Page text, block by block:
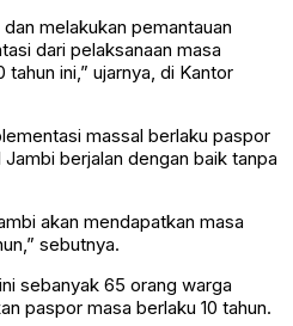
melakukan pemantauan
dari pelaksanaan masa
ini,” ujarnya, di Kantor
massal berlaku paspor
berjalan dengan baik tanpa
akan mendapatkan masa
sebutnya.
sebanyak 65 orang warga
paspor masa berlaku 10 tahun.